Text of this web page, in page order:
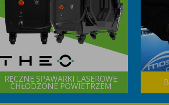
RĘCZNE SPAWARKI LASEROWE
CHŁODZONE POWIETRZEM